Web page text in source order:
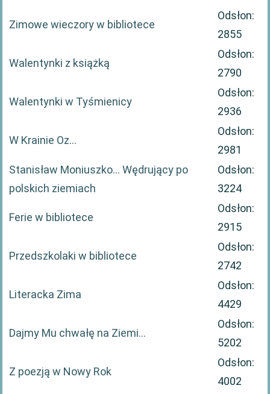
Zimowe wieczory w bibliotece
Odsłon:
2855
Walentynki z książką
Odsłon:
2790
Walentynki w Tyśmienicy
Odsłon:
2936
W Krainie Oz…
Odsłon:
2981
Stanisław Moniuszko… Wędrujący po
polskich ziemiach
Odsłon:
3224
Ferie w bibliotece
Odsłon:
2915
Przedszkolaki w bibliotece
Odsłon:
2742
Literacka Zima
Odsłon:
4429
Dajmy Mu chwałę na Ziemi…
Odsłon:
5202
Z poezją w Nowy Rok
Odsłon:
4002